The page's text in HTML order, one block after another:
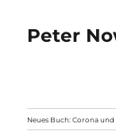
Peter
Neues Buch: Corona